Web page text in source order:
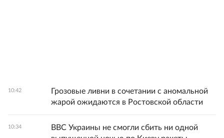
10:42
Грозовые ливни в сочетании с аномальной
жарой ожидаются в Ростовской области
10:34
ВВС Украины не смогли сбить ни одной